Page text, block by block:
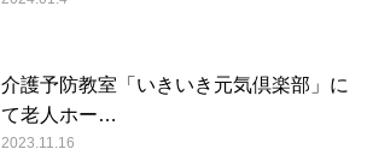
介護予防教室「いきいき元気倶楽部」に
て老人ホー…
2023.11.16